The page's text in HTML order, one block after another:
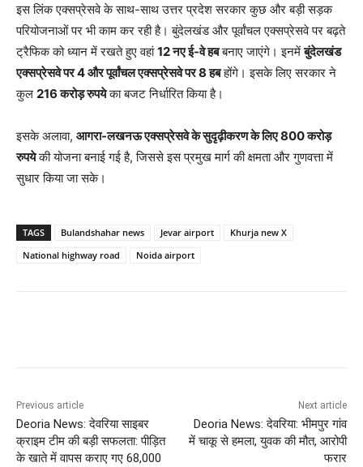
इस लिंक एक्सप्रेसवे के साथ-साथ उत्तर प्रदेश सरकार कुछ और बड़ी सड़क
परियोजनाओं पर भी काम कर रही है। बुंदेलखंड और पूर्वांचल एक्सप्रेसवे पर बढ़ते
ट्रैफिक को ध्यान में रखते हुए वहां12 नए ई-वे हबबनाए जाएंगे। इनमेंबुंदेलखंड
एक्सप्रेसवे पर 4 और पूर्वांचल एक्सप्रेसवे पर 8 हबहोंगे। इसके लिए सरकार ने
कुल 216 करोड़ रुपयेका बजट निर्धारित किया है।
इसके अलावा, आगरा-लखनऊ एक्सप्रेसवे के सुदृढ़ीकरण के लिए 800 करोड़
रुपयेकी योजना बनाई गई है, जिससे इस प्रमुख मार्ग की क्षमता और गुणवत्ता में
सुधार किया जा सके।
TAGS Bulandshahar news Jevar airport
Khurja new X
National highway road
Noida airport
Previous article
Deoria News: देवरिया साइबर
क्राइम टीम की बड़ी सफलता: पीड़ित
के खाते में वापस कराए गए 68,000
Next article
Deoria News: देवरिया: भीमपुर गांव
में चाकू से हमला, युवक की मौत, आरोपी
फरार